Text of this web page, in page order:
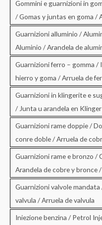
Gommini e guarnizioni in
/ Gomas y juntas en goma /
Guarnizioni alluminio /
Aluminio / Arandela de
Guarnizioni ferro – gomma
hierro y goma / Arruela de
Guarnizioni in klingerite e
/ Junta u arandela en
Guarnizioni rame doppie /
conre doble / Arruela de
Guarnizioni rame e bronzo /
Arandela de cobre y bronce
Guarnizioni valvole
valvula / Arruela de valvula
Iniezione benzina / Petrol